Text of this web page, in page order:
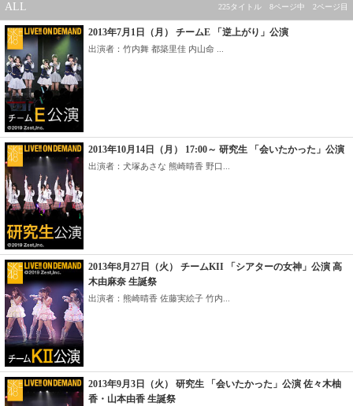
ALL 225タイトル 8ページ中 2ページ目
2013年7月1日（月） チームE 「逆上がり」公演
出演者：竹内舞 都築里佳 内山命 ...
2013年10月14日（月） 17:00～ 研究生 「会いたかった」公演
出演者：犬塚あさな 熊崎晴香 野口...
2013年8月27日（火） チームKII 「シアターの女神」公演 高
木由麻奈 生誕祭
出演者：熊崎晴香 佐藤実絵子 竹内...
2013年9月3日（火） 研究生 「会いたかった」公演 佐々木柚
香・山本由香 生誕祭